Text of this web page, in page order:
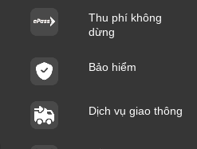
Thu phí không
dừng
Bảo hiểm
Dịch vụ giao thông